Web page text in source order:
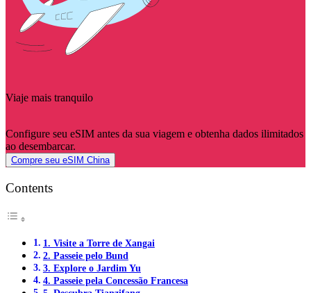
Viaje mais tranquilo
Configure seu eSIM antes da sua viagem e obtenha dados ilimitados
ao desembarcar.
Compre seu eSIM China
Contents
1. Visite a Torre de Xangai
2. Passeie pelo Bund
3. Explore o Jardim Yu
4. Passeie pela Concessão Francesa